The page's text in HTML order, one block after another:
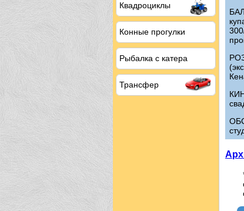
Квадроциклы
Конные прогулки
Рыбалка с катера
Трансфер